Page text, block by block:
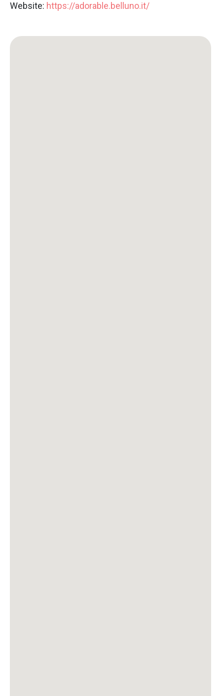
Website: https://adorable.belluno.it/